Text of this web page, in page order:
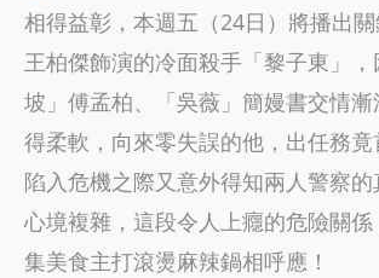
相得益彰，本週五（24日）將播出關
王柏傑飾演的冷面殺手「黎子東」
坡」傅孟柏、「吳薇」簡嫚書交情
得柔軟，向來零失誤的他，出任務竟
陷入危機之際又意外得知兩人警察的
心境複雜，這段令人上癮的危險關
集美食主打滾燙麻辣鍋相呼應！